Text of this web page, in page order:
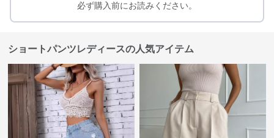
必ず購入前にお読みください。
ショートパンツレディースの人気アイテム